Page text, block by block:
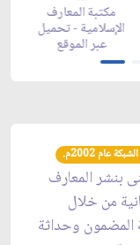
مكتبة المعارف
الإسلامية - تحميل
عبر الموقع
عام 2002م.
بنشر المعارف
من خلال
المضمون وحداثة